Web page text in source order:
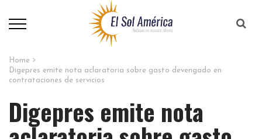
Home
Digepres emite nota aclaratoria sobre gasto devengado en
contrataciones de servicios
Digepres emite nota